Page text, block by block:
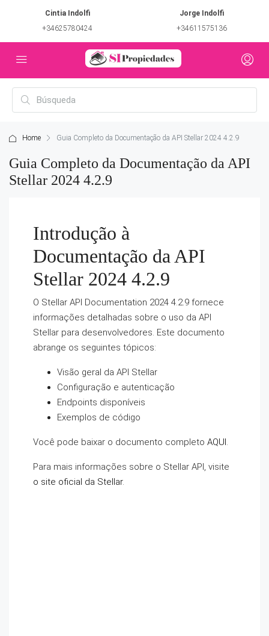
Cintia Indolfi
+34625780424
Jorge Indolfi
+34611575136
Home Guia Completo da Documentação da API Stellar 2024 4.2.9
Guia Completo da Documentação da API
Stellar 2024 4.2.9
Introdução à
Documentação da API
Stellar 2024 4.2.9
O Stellar API Documentation 2024 4.2.9 fornece
informações detalhadas sobre o uso da API
Stellar para desenvolvedores. Este documento
abrange os seguintes tópicos:
Visão geral da API Stellar
Configuração e autenticação
Endpoints disponíveis
Exemplos de código
Você pode baixar o documento completo AQUI.
Para mais informações sobre o Stellar API, visite
o site oficial da Stellar.